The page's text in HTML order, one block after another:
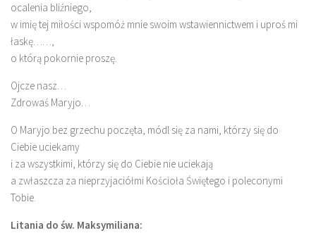
ocalenia bliźniego,
w imię tej miłości wspomóż mnie swoim wstawiennictwem i uproś mi
łaskę……,
o którą pokornie proszę.
Ojcze nasz…
Zdrowaś Maryjo…
O Maryjo bez grzechu poczęta, módl się za nami, którzy się do
Ciebie uciekamy
i za wszystkimi, którzy się do Ciebie nie uciekają
a zwłaszcza za nieprzyjaciółmi Kościoła Świętego i poleconymi
Tobie.
Litania do św. Maksymiliana: